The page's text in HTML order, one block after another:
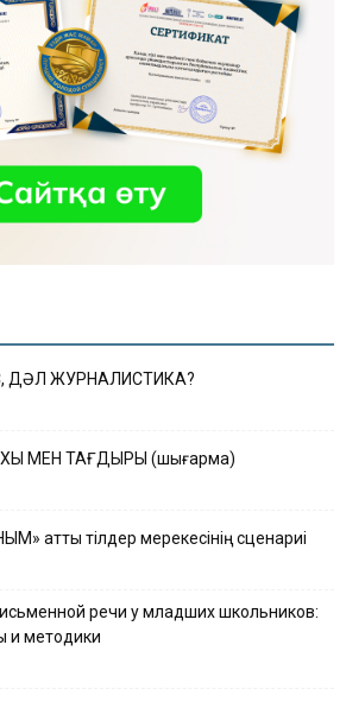
ДӘЛ ЖУРНАЛИСТИКА?
МЕН ТАҒДЫРЫ (шығарма)
атты тілдер мерекесінің сценариі
речи у младших школьников:
и методики